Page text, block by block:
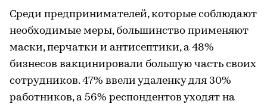
Среди предпринимателей, которые соблюдают
необходимые меры, большинство применяют
маски, перчатки и антисептики, а 48%
бизнесов вакцинировали большую часть своих
сотрудников. 47% ввели удаленку для 30%
работников, а 56% респондентов уходят на